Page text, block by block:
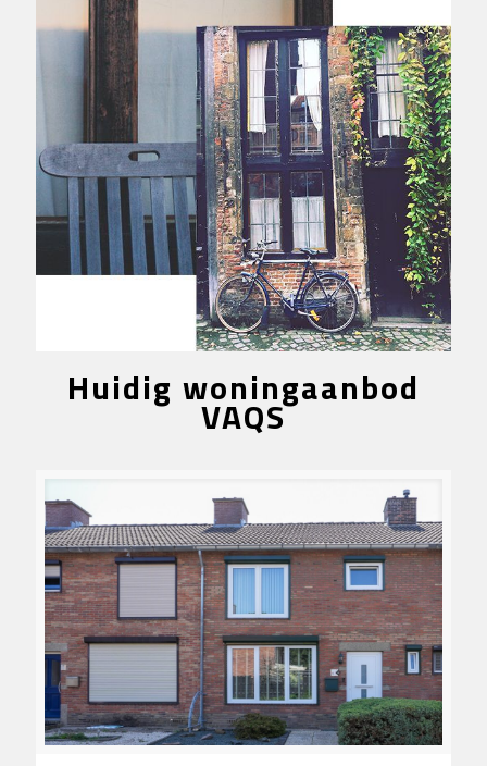
Huidig woningaanbod
VAQS